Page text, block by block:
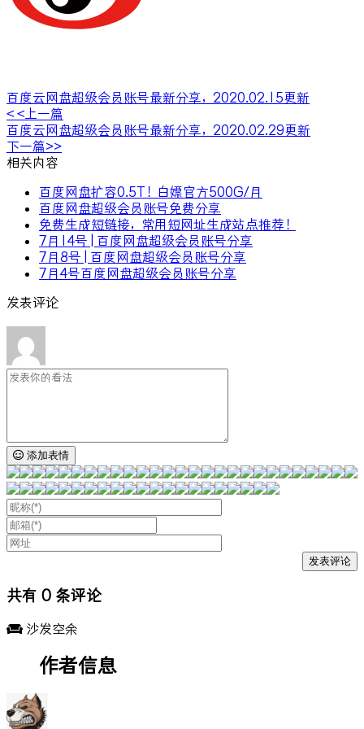
百度云网盘超级会员账号最新分享，2020.02.15更新
< <上一篇
百度云网盘超级会员账号最新分享，2020.02.29更新
下一篇>>
相关内容
百度网盘扩容0.5T！白嫖官方500G/月
百度网盘超级会员账号免费分享
免费生成短链接，常用短网址生成站点推荐！
7月14号 | 百度网盘超级会员账号分享
7月8号 | 百度网盘超级会员账号分享
7月4号百度网盘超级会员账号分享
发表评论
添加表情
共有 0 条评论
沙发空余
作者信息